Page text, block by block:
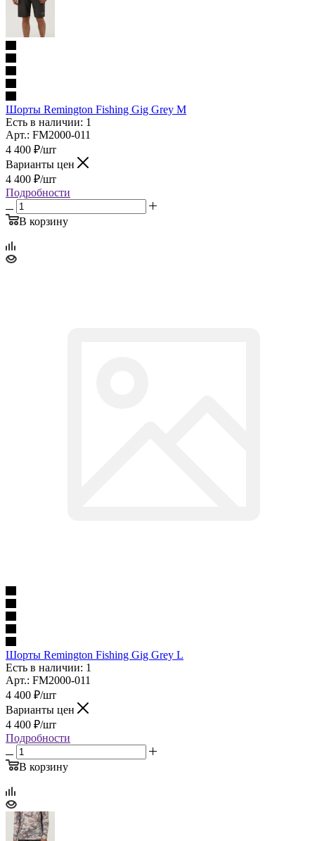
Шорты Remington Fishing Gig Grey M
Есть в наличии: 1
Арт.: FM2000-011
4 400 ₽/шт
Варианты цен
4 400 ₽/шт
Подробности
В корзину
Шорты Remington Fishing Gig Grey L
Есть в наличии: 1
Арт.: FM2000-011
4 400 ₽/шт
Варианты цен
4 400 ₽/шт
Подробности
В корзину